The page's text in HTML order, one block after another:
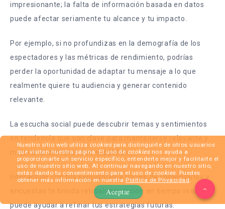
impresionante; la falta de información basada en datos
puede afectar seriamente tu alcance y tu impacto.
Por ejemplo, si no profundizas en la demografía de los
espectadores y las métricas de rendimiento, podrías
perder la oportunidad de adaptar tu mensaje a lo que
realmente quiere tu audiencia y generar contenido
relevante.
La escucha social puede descubrir temas y sentimientos
en tendencia que son clave para mantenerse relevante y
mejorar la conexión con el público.
Interactuar con tus seguidores a través de comentarios y
encuestas te brinda retroalimentación en tiempo real que
puede ayudar a refinar tus estrategias futuras.
Nuestro sitio web utiliza cookiespara distinguirte de otros usuarios
que visitan nuestra página. El uso de cookiesnos ayuda a
proporcionarte un servicio específico, entenderte mejor y facilitarte el
uso de nuestro sitio web. Al continuar navegando en nuestro sitio,
estás dando tu consentimiento para el uso de cookies. Puedes
obtener más información en nuestraPolítica de Privacidad.
Aceptar